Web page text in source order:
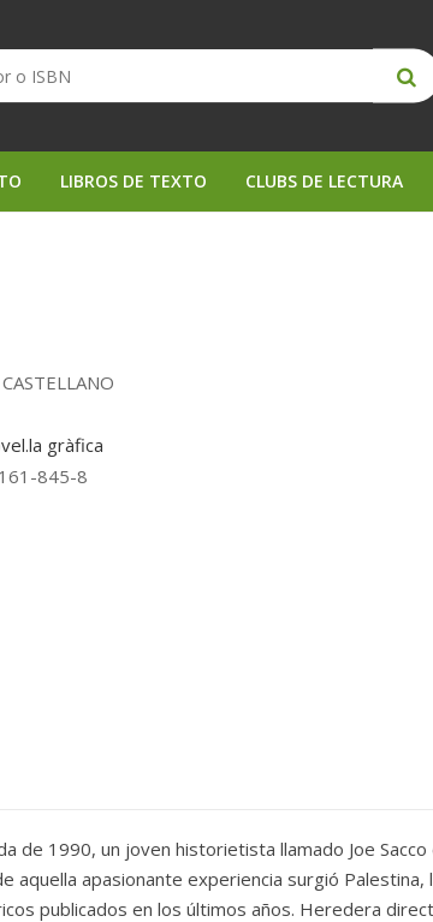
LIBROS DE TEXTO CLUBS DE LECTURA
gràfica
845-8
de 1990, un joven historietista llamado Joe
aquella apasionante experiencia surgió
publicados en los últimos años. Heredera